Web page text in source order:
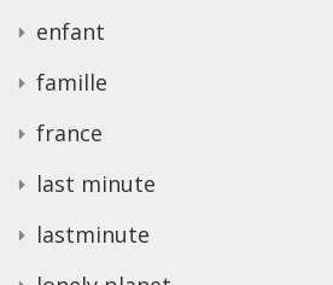
enfant
famille
france
last minute
lastminute